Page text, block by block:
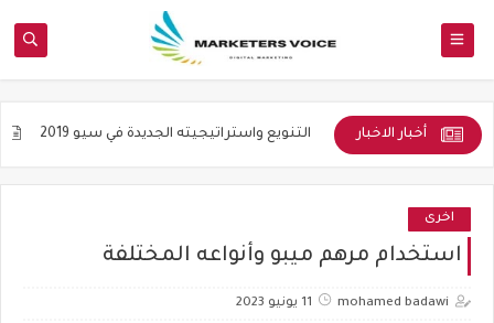
أخبار الاخبارالتنويع واستراتيجيته الجديدة في سيو 2019 جوده
اخرى
استخدام مرهم ميبو وأنواعه المختلفة
mohamed badawi 11 يونيو 2023